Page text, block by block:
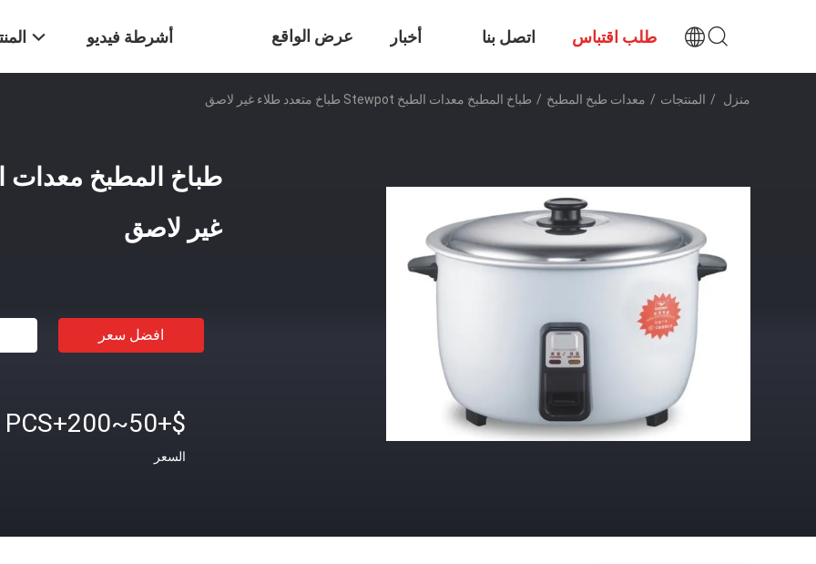
أشرطة فيديو عرض الواقع
الافتراضي
أخبار اتصل بنا طلب اقتباس
منزل / المنتجات / معدات طبخ المطبخ / طباخ المطبخ معدات الطبخ Stewpot طباخ متعدد طلاء غير لاصق
غير لاصق
افضل سعر
$+50~200+PCS
السعر